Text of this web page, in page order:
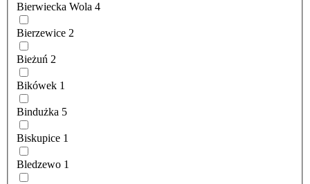
Bierwiecka Wola 4
Bierzewice 2
Bieżuń 2
Bikówek 1
Bindużka 5
Biskupice 1
Bledzewo 1